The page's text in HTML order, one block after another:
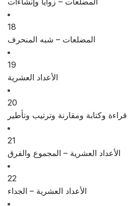
18
المضلعات – شبه المنحرف
19
الأعداد العشرية
20
وكتابة ومقارنة وترتيب وتأطير
21
الأعداد العشرية – المجموع والفرق
22
الأعداد العشرية – الجداء